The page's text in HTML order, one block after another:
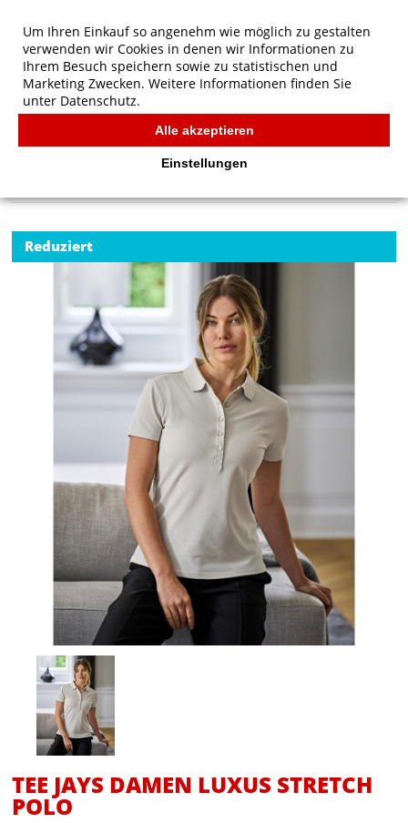
Tee Jays Damen Luxus Stretch Polo
Reduziert
TEE JAYS DAMEN LUXUS STRETCH
POLO
Um Ihren Einkauf so angenehm wie möglich zu gestalten
verwenden wir Cookies in denen wir Informationen zu
Ihrem Besuch speichern sowie zu statistischen und
Marketing Zwecken. Weitere Informationen finden Sie
unter Datenschutz.
Alle akzeptieren
Einstellungen